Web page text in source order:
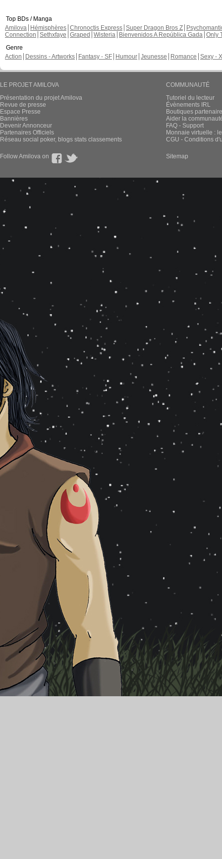
Top BDs / Manga
Amilova
Hémisphères Chronoctis Express Super Dragon Bros Z
Connection Sethxfaye Graped Wisteria Bienvenidos A República Gada Only
Genre
Action
Dessins - Artworks Fantasy - SF Humour Jeunesse Romance Sexy -
LE PROJET AMILOVA
Présentation du projet Amilova
Revue de presse
Espace Presse
Bannières
Devenir Annonceur
Partenaires Officiels
Réseau social poker, blogs stats classements
COMMUNAUTÉ
Tutoriel du lecteur
Évènements IRL
Boutiques
Aider la
FAQ - Support
Monnaie virtuelle :
CGU - Conditions
Follow Amilova on Sitemap